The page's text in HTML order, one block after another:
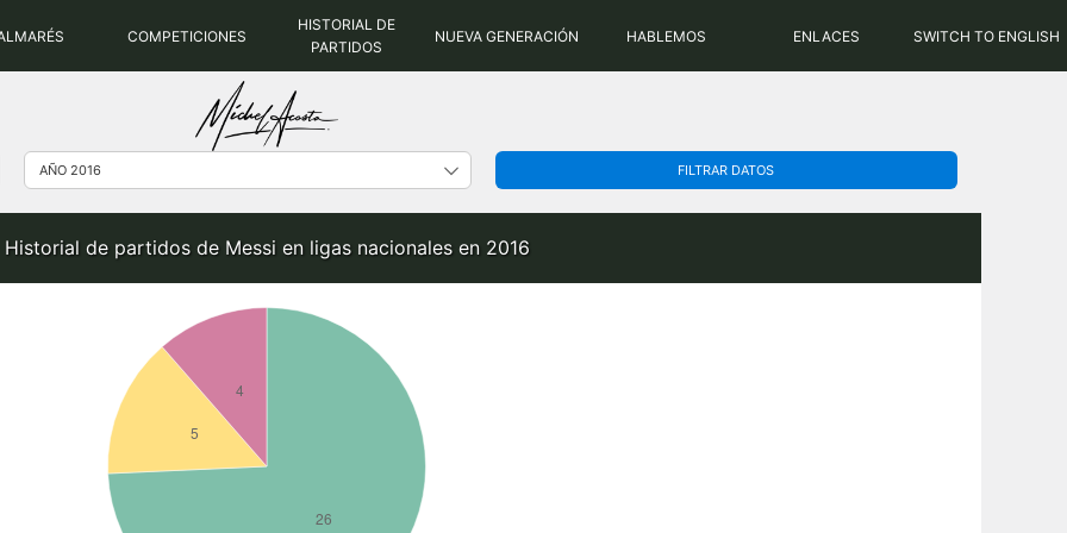
COMPETICIONES
HISTORIAL DE
PARTIDOS
NUEVA GENERACIÓN HABLEMOS ENLACES SWITCH TO ENGLISH
FILTRAR DATOS
Historial de partidos de Messi en ligas nacionales en 2016